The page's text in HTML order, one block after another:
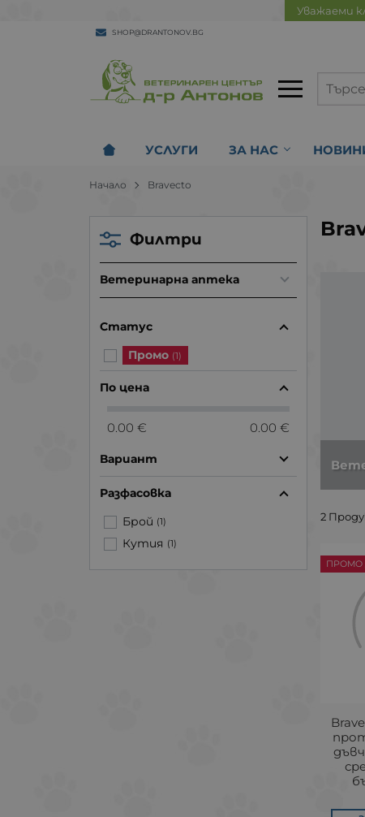
Уважаеми
SHOP@DRANTONOV.BG
УСЛУГИ ЗА НАС
Начало Bravecto
2
ПРОМО
Филтри
Ветеринарна аптека
Статус
Промо (1)
По цена
0.00 € 0.00 €
Вариант
Разфасовка
Брой (1)
Кутия (1)